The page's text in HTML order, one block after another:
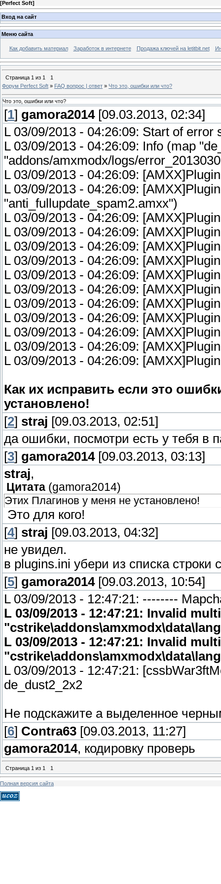
[Perfect Soft]
Вход на сайт
Меню сайта
Как добавить материал Заработок в интернете Продажа ключей на letitbit.net
Страница 1 из 1
1
Форум Perfect Soft » FAQ вопрос | ответ » Что это, ошибки или что?
Что это, ошибки или что?
[1] gamora2014[09.03.2013, 02:34]
L 03/09/2013 - 04:26:09: Start of error
L 03/09/2013 - 04:26:09: Info (map
"addons/amxmodx/logs/
L 03/09/2013 - 04:26:09:
L 03/09/2013 - 04:26:09:
"anti_fullupdate_spam2.amxx")
L 03/09/2013 - 04:26:09:
L 03/09/2013 - 04:26:09:
L 03/09/2013 - 04:26:09:
L 03/09/2013 - 04:26:09:
L 03/09/2013 - 04:26:09:
L 03/09/2013 - 04:26:09:
L 03/09/2013 - 04:26:09:
L 03/09/2013 - 04:26:09:
L 03/09/2013 - 04:26:09:
L 03/09/2013 - 04:26:09:
L 03/09/2013 - 04:26:09:
Как их исправить если это
установлено!
[2] straj [09.03.2013, 02:51]
да ошибки, посмотри есть у тебя в
[3] gamora2014[09.03.2013, 03:13]
straj,
Цитата (gamora2014)
Этих Плагинов у меня не установлено!
Это для кого!
[4] straj [09.03.2013, 04:32]
не увидел.
в plugins.ini убери из списка
[5] gamora2014[09.03.2013, 10:54]
L 03/09/2013 - 12:47:21: --------
L 03/09/2013 - 12:47:21: Invalid
L 03/09/2013 - 12:47:21: Invalid
L 03/09/2013 - 12:47:21:
de_dust2_2x2
Не подскажите а выделенное
[6] Contra63 [09.03.2013, 11:27]
gamora2014, кодировку проверь
Страница 1 из 1 1
Полная версия сайта